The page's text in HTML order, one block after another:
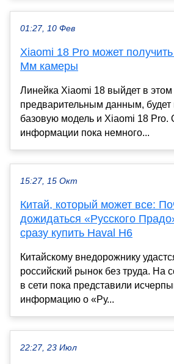
01:27, 10 Фев
Xiaomi 18 Pro может
Мм камеры
Линейка Xiaomi 18 выйдет в этом
предварительным данным, будет
базовую модель и Xiaomi 18
информации пока немного...
15:27, 15 Окт
Китай, который может все:
дожидаться «Русского
сразу купить Haval H6
Китайскому внедорожнику
российский рынок без труда. На
в сети пока представили
информацию о «Ру...
22:27, 23 Июл